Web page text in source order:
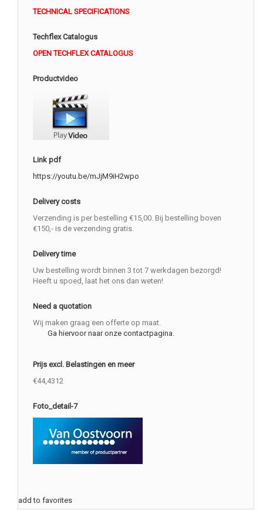
TECHNICAL SPECIFICATIONS
Techflex Catalogus
OPEN TECHFLEX CATALOGUS
Productvideo
Link pdf
https://youtu.be/mJjM9iH2wpo
Delivery costs
Verzending is per bestelling €15,00. Bij bestelling boven
€150,- is de verzending gratis.
Delivery time
Uw bestelling wordt binnen 3 tot 7 werkdagen bezorgd!
Heeft u spoed, laat het ons dan weten!
Need a quotation
Wij maken graag een offerte op maat.
Ga hiervoor naar onze contactpagina.
Prijs excl. Belastingen en meer
€44,4312
Foto_detail-7
add to favorites